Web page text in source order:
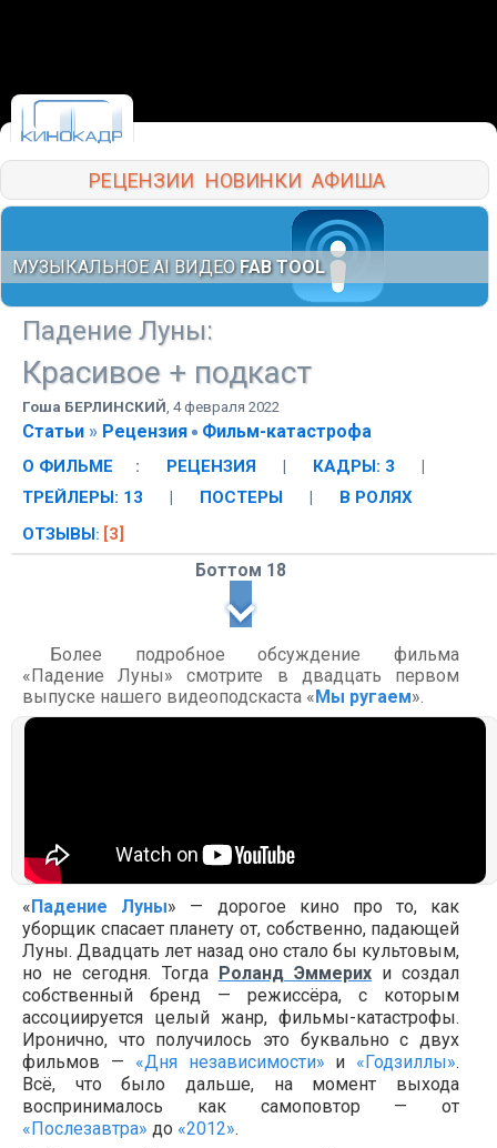
РЕЦЕНЗИИ НОВИНКИ АФИША
МУЗЫКАЛЬНОЕ AI ВИДЕО FAB TOOL
Падение Луны:
Красивое + подкаст
Гоша БЕРЛИНСКИЙ, 4 февраля 2022
Статьи » Рецензия Фильм-катастрофа
О ФИЛЬМЕ : РЕЦЕНЗИЯ | КАДРЫ: 3
|
ТРЕЙЛЕРЫ: 13
| ПОСТЕРЫ |
В РОЛЯХ
ОТЗЫВЫ: [3]
Боттом 18
Более подробное обсуждение фильма
«Падение Луны» смотрите в двадцать первом
выпуске нашего видеоподскаста «Мы ругаем».
«Падение Луны» — дорогое кино про то, как
уборщик спасает планету от, собственно, падающей
Луны. Двадцать лет назад оно стало бы культовым,
но не сегодня. Тогда Роланд Эммерихи создал
собственный бренд — режиссёра, с которым
ассоциируется целый жанр, фильмы-катастрофы.
Иронично, что получилось это буквально с двух
фильмов — «Дня независимости» и «Годзиллы».
Всё, что было дальше, на момент выхода
воспринималось как самоповтор — от
«Послезавтра» до «2012».